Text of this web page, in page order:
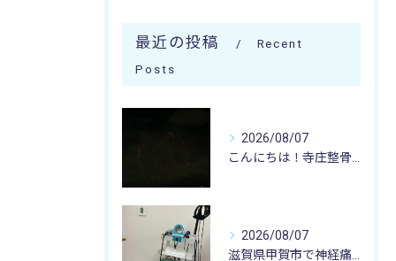
最近の投稿
Recent
Posts
2026/08/07
2026/08/07